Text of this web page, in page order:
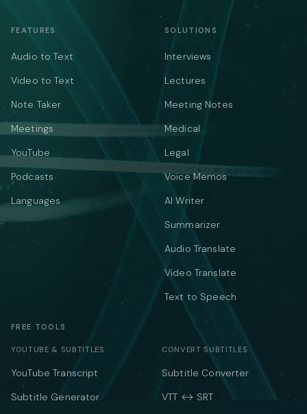
FEATURES
Audio to Text
Video to Text
Note Taker
Meetings
YouTube
Podcasts
Languages
SOLUTIONS
Interviews
Lectures
Meeting Notes
Medical
Legal
Voice Memos
AI Writer
Summarizer
Audio Translate
Video Translate
Text to Speech
FREE TOOLS
YOUTUBE & SUBTITLES
YouTube Transcript
Subtitle Generator
CONVERT SUBTITLES
Subtitle Converter
VTT ↔ SRT